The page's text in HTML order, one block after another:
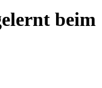
beim